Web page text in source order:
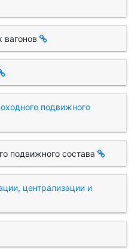
вагонов
подвижного
подвижного состава
централизации и